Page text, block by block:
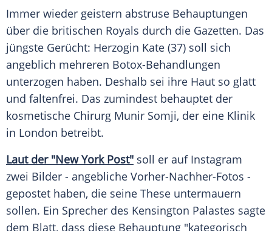
Immer wieder geistern abstruse Behauptungen
über die britischen Royals durch die Gazetten. Das
jüngste Gerücht: Herzogin Kate (37) soll sich
angeblich mehreren Botox-Behandlungen
unterzogen haben. Deshalb sei ihre Haut so glatt
und faltenfrei. Das zumindest behauptet der
kosmetische Chirurg Munir Somji, der eine Klinik
in London betreibt.
Laut der "New York Post" soll er auf Instagram
zwei Bilder - angebliche Vorher-Nachher-Fotos -
gepostet haben, die seine These untermauern
sollen. Ein Sprecher des Kensington Palastes sagte
dem Blatt, dass diese Behauptung "kategorisch